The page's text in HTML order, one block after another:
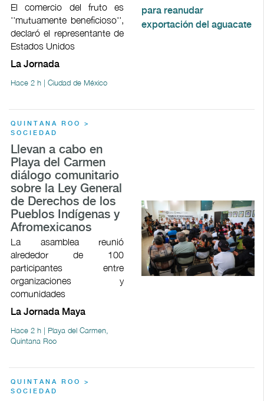
El comercio del fruto es
''mutuamente beneficioso'',
declaró el representante de
Estados Unidos
La Jornada
Hace 2 h | Ciudad de México
QUINTANA ROO >
SOCIEDAD
Llevan a cabo en
Playa del Carmen
diálogo comunitario
sobre la Ley General
de Derechos de los
Pueblos Indígenas y
Afromexicanos
La asamblea reunió
alrededor de 100
participantes entre
organizaciones y
comunidades
La Jornada Maya
Hace 2 h | Playa del Carmen,
Quintana Roo
QUINTANA ROO >
SOCIEDAD